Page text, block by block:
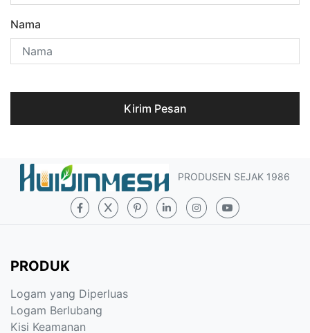
Nama
Kirim Pesan
PRODUSEN SEJAK 1986
PRODUK
Logam yang Diperluas
Logam Berlubang
Kisi Keamanan